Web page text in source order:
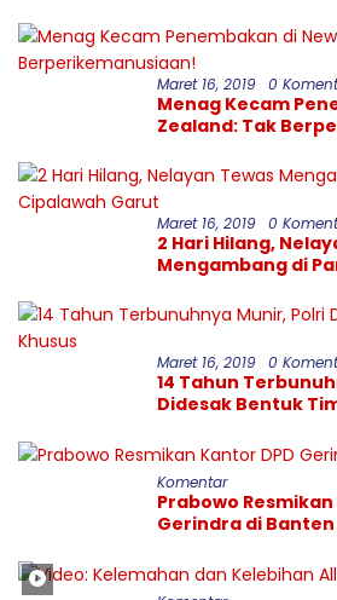
Maret 16, 2019 0
Menag Kecam
Zealand: Tak
Maret 16, 2019 0
2 Hari Hilang,
Mengambang di
Maret 16, 2019 0
14 Tahun
Didesak Bentuk
Komentar
Prabowo Resmikan
Gerindra di Banten